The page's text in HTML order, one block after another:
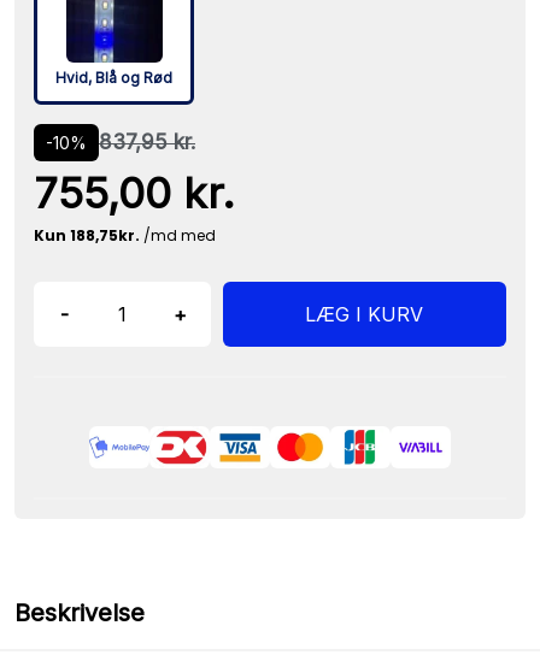
Hvid, Blå og Rød
-10% 837,95 kr.
755,00 kr.
- + LÆG I KURV
Beskrivelse